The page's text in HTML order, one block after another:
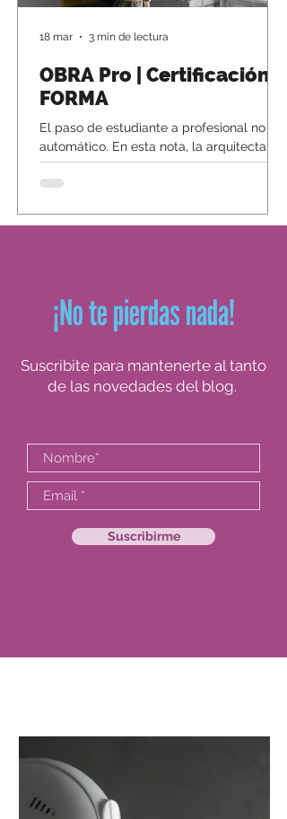
OBRA Pro | Certificación
FORMA
El paso de estudiante a profesional no es
automático. En esta nota, la arquitecta
Pilar Lucena aborda uno de los desafíos
clave en arquitectura: transformar el
18 mar 3 min de lectura
¡No te pierdas nada!
Suscribite para mantenerte al tanto
de las novedades del blog.
Suscribirme